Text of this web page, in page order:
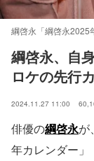
綱啓永「綱啓永2025
綱啓永、自
ロケの先行
2024.11.27 11:00
俳優の綱啓永が
年カレンダー